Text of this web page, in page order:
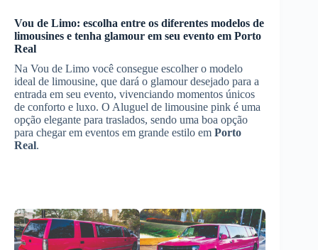
Vou de Limo: escolha entre os diferentes modelos de
limousines e tenha glamour em seu evento em Porto
Real
Na Vou de Limo você consegue escolher o modelo
ideal de limousine, que dará o glamour desejado para a
entrada em seu evento, vivenciando momentos únicos
de conforto e luxo. O Aluguel de limousine pink é uma
opção elegante para traslados, sendo uma boa opção
para chegar em eventos em grande estilo em Porto
Real.